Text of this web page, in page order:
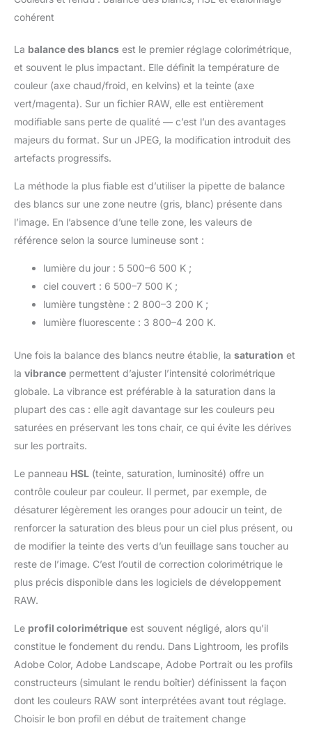
cohérent
La balance des blancs est le premier réglage colorimétrique,
et souvent le plus impactant. Elle définit la température de
couleur (axe chaud/froid, en kelvins) et la teinte (axe
vert/magenta). Sur un fichier RAW, elle est entièrement
modifiable sans perte de qualité — c’est l’un des avantages
majeurs du format. Sur un JPEG, la modification introduit des
artefacts progressifs.
La méthode la plus fiable est d’utiliser la pipette de balance
des blancs sur une zone neutre (gris, blanc) présente dans
l’image. En l’absence d’une telle zone, les valeurs de
référence selon la source lumineuse sont :
lumière du jour : 5 500–6 500 K ;
ciel couvert : 6 500–7 500 K ;
lumière tungstène : 2 800–3 200 K ;
lumière fluorescente : 3 800–4 200 K.
Une fois la balance des blancs neutre établie, la saturation et
la vibrance permettent d’ajuster l’intensité colorimétrique
globale. La vibrance est préférable à la saturation dans la
plupart des cas : elle agit davantage sur les couleurs peu
saturées en préservant les tons chair, ce qui évite les dérives
sur les portraits.
Le panneau HSL (teinte, saturation, luminosité) offre un
contrôle couleur par couleur. Il permet, par exemple, de
désaturer légèrement les oranges pour adoucir un teint, de
renforcer la saturation des bleus pour un ciel plus présent, ou
de modifier la teinte des verts d’un feuillage sans toucher au
reste de l’image. C’est l’outil de correction colorimétrique le
plus précis disponible dans les logiciels de développement
RAW.
Le profil colorimétrique est souvent négligé, alors qu’il
constitue le fondement du rendu. Dans Lightroom, les profils
Adobe Color, Adobe Landscape, Adobe Portrait ou les profils
constructeurs (simulant le rendu boîtier) définissent la façon
dont les couleurs RAW sont interprétées avant tout réglage.
Choisir le bon profil en début de traitement change